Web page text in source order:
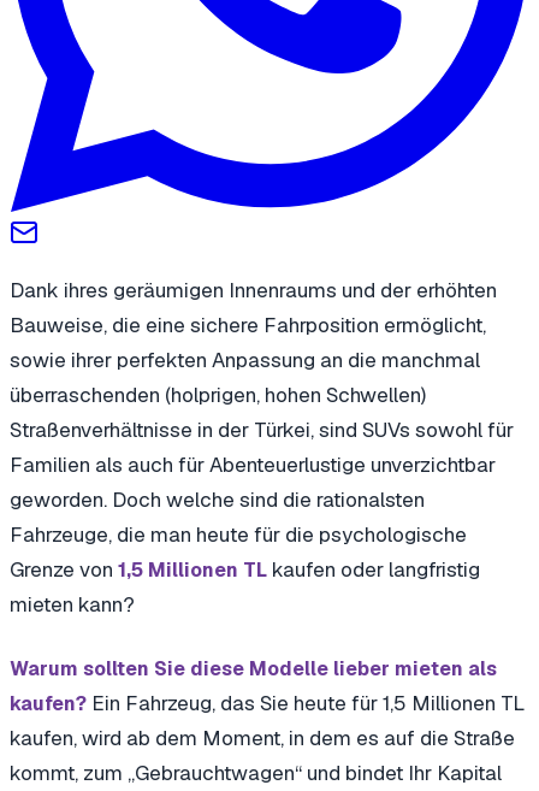
Dank ihres geräumigen Innenraums und der erhöhten
Bauweise, die eine sichere Fahrposition ermöglicht,
sowie ihrer perfekten Anpassung an die manchmal
überraschenden (holprigen, hohen Schwellen)
Straßenverhältnisse in der Türkei, sind SUVs sowohl für
Familien als auch für Abenteuerlustige unverzichtbar
geworden. Doch welche sind die rationalsten
Fahrzeuge, die man heute für die psychologische
Grenze von 1,5 Millionen TL kaufen oder langfristig
mieten kann?
Warum sollten Sie diese Modelle lieber mieten als
kaufen? Ein Fahrzeug, das Sie heute für 1,5 Millionen TL
kaufen, wird ab dem Moment, in dem es auf die Straße
kommt, zum „Gebrauchtwagen“ und bindet Ihr Kapital